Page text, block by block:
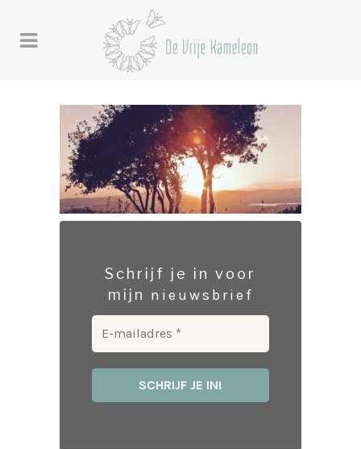
Schrijf je in voor
mijn nieuwsbrief